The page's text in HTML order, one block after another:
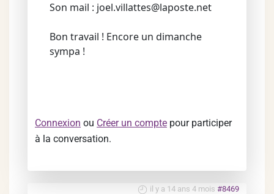
Son mail : joel.villattes@laposte.net
Bon travail ! Encore un dimanche
sympa !
Connexion ou Créer un compte pour participer
à la conversation.
il y a 14 ans 4 mois #8469